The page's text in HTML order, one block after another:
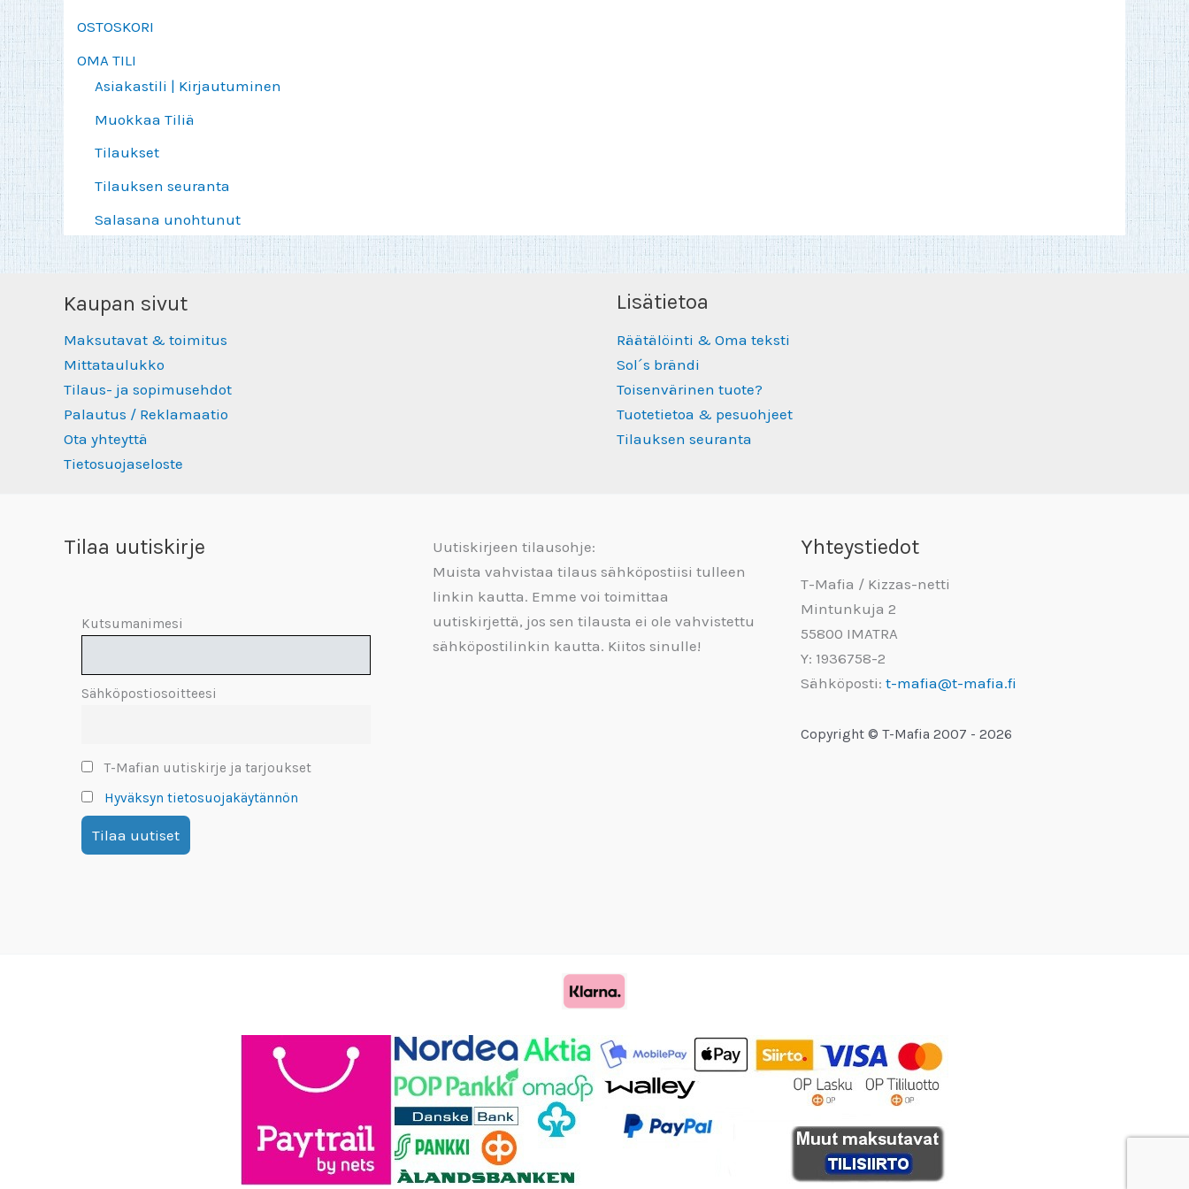
OSTOSKORI
OMA TILI
Asiakastili | Kirjautuminen
Muokkaa Tiliä
Tilaukset
Tilauksen seuranta
Salasana unohtunut
Kaupan sivut
Maksutavat & toimitus
Mittataulukko
Tilaus- ja sopimusehdot
Palautus / Reklamaatio
Ota yhteyttä
Tietosuojaseloste
Lisätietoa
Räätälöinti & Oma teksti
Sol´s brändi
Toisenvärinen tuote?
Tuotetietoa & pesuohjeet
Tilauksen seuranta
Tilaa uutiskirje
Kutsumanimesi
Sähköpostiosoitteesi
T-Mafian uutiskirje ja tarjoukset
Hyväksyn tietosuojakäytännön
Uutiskirjeen tilausohje:
Muista vahvistaa tilaus sähköpostiisi tulleen
linkin kautta. Emme voi toimittaa
uutiskirjettä, jos sen tilausta ei ole vahvistettu
sähköpostilinkin kautta. Kiitos sinulle!
Yhteystiedot
T-Mafia / Kizzas-netti
Mintunkuja 2
55800 IMATRA
Y: 1936758-2
Sähköposti:t-mafia@t-mafia.fi
Copyright © T-Mafia 2007 - 2026